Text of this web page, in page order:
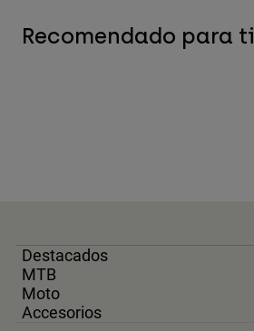
Recomendado para ti
Destacados
MTB
Moto
Accesorios